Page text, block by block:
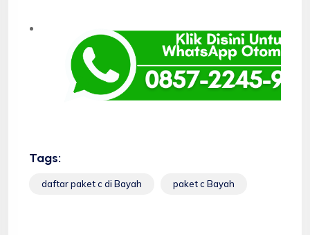
Tags:
daftar paket c di Bayah paket c Bayah